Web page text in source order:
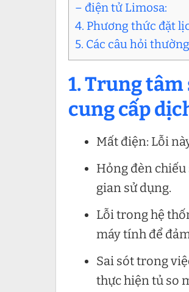
– điện tử Limosa:
4. Phương thức đặt
5. Các câu hỏi
1. Trung
cung cấp
Mất điện: Lỗi
Hỏng đèn
gian sử dụng.
Lỗi trong hệ
máy tính để
Sai sót trong
thực hiện tủ so